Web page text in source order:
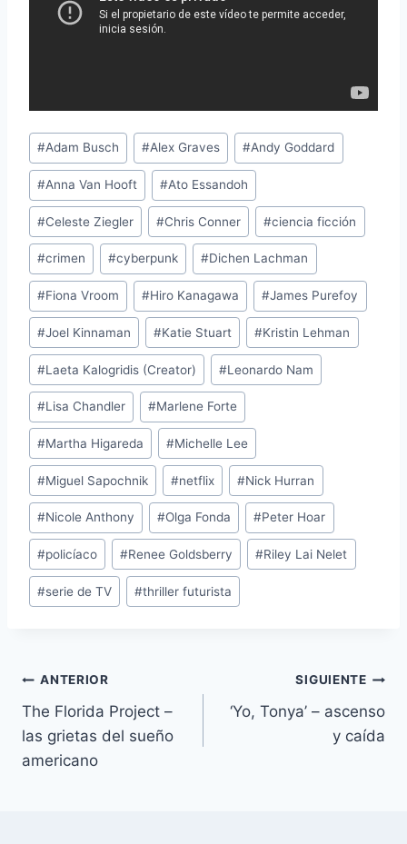
Etiquetas
de
la
entrada:
#Adam Busch #Alex Graves #Andy Goddard
#Anna Van Hooft #Ato Essandoh
#Celeste Ziegler #Chris Conner #ciencia ficción
#crimen #cyberpunk #Dichen Lachman
#Fiona Vroom #Hiro Kanagawa #James Purefoy
#Joel Kinnaman #Katie Stuart #Kristin Lehman
#Laeta Kalogridis (Creator) #Leonardo Nam
#Lisa Chandler #Marlene Forte
#Martha Higareda #Michelle Lee
#Miguel Sapochnik #netflix #Nick Hurran
#Nicole Anthony #Olga Fonda #Peter Hoar
#policíaco #Renee Goldsberry #Riley Lai Nelet
#serie de TV #thriller futurista
Navegación
de
entradas
ANTERIOR
The Florida Project –
las grietas del sueño
americano
SIGUIENTE
‘Yo, Tonya’ – ascenso
y caída